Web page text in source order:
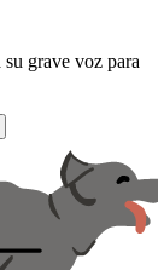
grave voz para